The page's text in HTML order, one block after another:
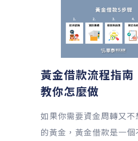
黃金借款流程指南
教你怎麼做
如果你需要資金周轉又不
的黃金，黃金借款是一